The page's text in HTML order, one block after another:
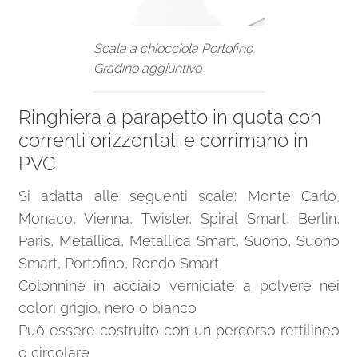
Scala a chiocciola Portofino
Gradino aggiuntivo
Ringhiera a parapetto in quota con
correnti orizzontali e corrimano in
PVC
Si adatta alle seguenti scale: Monte Carlo,
Monaco, Vienna, Twister, Spiral Smart, Berlin,
Paris, Metallica, Metallica Smart, Suono, Suono
Smart, Portofino, Rondo Smart
Colonnine in acciaio verniciate a polvere nei
colori grigio, nero o bianco
Può essere costruito con un percorso rettilineo
o circolare